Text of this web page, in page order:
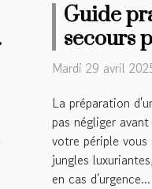
Guide
secours
Mardi 29 avril
La préparation
pas négliger
votre périple
jungles
en cas d'urgence...